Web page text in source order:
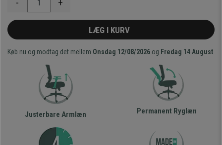
- +
LÆG I KURV
Køb nu og modtag det mellem Onsdag 12/08/2026 og Fredag 14 August
Justerbare Armlæn Permanent Ryglæn